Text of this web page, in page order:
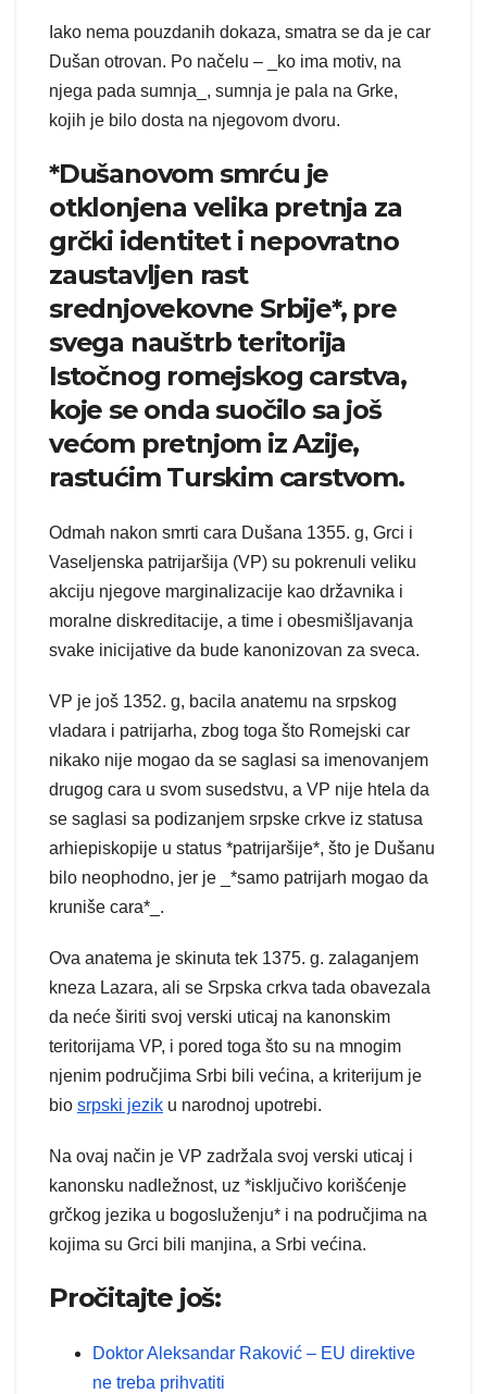
Iako nema pouzdanih dokaza, smatra se da je car
Dušan otrovan. Po načelu – _ko ima motiv, na
njega pada sumnja_, sumnja je pala na Grke,
kojih je bilo dosta na njegovom dvoru.
*Dušanovom smrću je
otklonjena velika pretnja za
grčki identitet i nepovratno
zaustavljen rast
srednjovekovne Srbije*, pre
svega nauštrb teritorija
Istočnog romejskog carstva,
koje se onda suočilo sa još
većom pretnjom iz Azije,
rastućim Turskim carstvom.
Odmah nakon smrti cara Dušana 1355. g, Grci i
Vaseljenska patrijaršija (VP) su pokrenuli veliku
akciju njegove marginalizacije kao državnika i
moralne diskreditacije, a time i obesmišljavanja
svake inicijative da bude kanonizovan za sveca.
VP je još 1352. g, bacila anatemu na srpskog
vladara i patrijarha, zbog toga što Romejski car
nikako nije mogao da se saglasi sa imenovanjem
drugog cara u svom susedstvu, a VP nije htela da
se saglasi sa podizanjem srpske crkve iz statusa
arhiepiskopije u status *patrijaršije*, što je Dušanu
bilo neophodno, jer je _*samo patrijarh mogao da
kruniše cara*_.
Ova anatema je skinuta tek 1375. g. zalaganjem
kneza Lazara, ali se Srpska crkva tada obavezala
da neće širiti svoj verski uticaj na kanonskim
teritorijama VP, i pored toga što su na mnogim
njenim područjima Srbi bili većina, a kriterijum je
bio srpski jezik u narodnoj upotrebi.
Na ovaj način je VP zadržala svoj verski uticaj i
kanonsku nadležnost, uz *isključivo korišćenje
grčkog jezika u bogosluženju* i na područjima na
kojima su Grci bili manjina, a Srbi većina.
Pročitajte još:
Doktor Aleksandar Raković – EU direktive
ne treba prihvatiti